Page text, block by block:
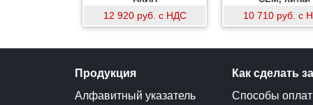
12 920 руб. с НДС 10 710 руб. с
Продукция
Алфавитный указатель
Как сделать
Способы